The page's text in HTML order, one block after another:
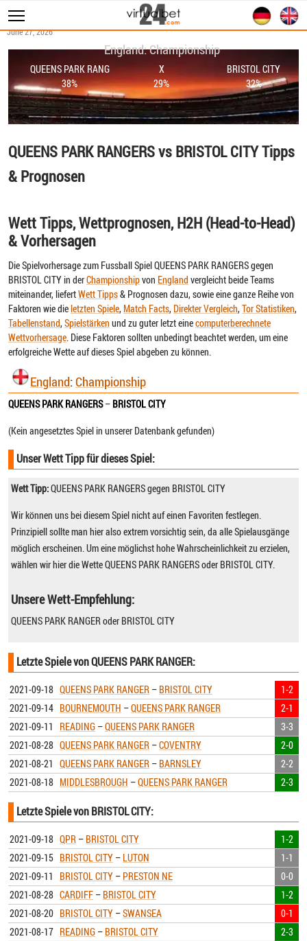
Sportwetten
WM 2026
Wett Tipps
Livescore
Statistiken
June 27, 2026
QUEENS PARK RANGERS vs BRISTOL CITY Tipps
& Prognosen
Wett Tipps, Wettprognosen, H2H (Head-to-Head)
& Vorhersagen
Die Spielvorhersage zum Fussball Spiel QUEENS PARK RANGERS gegen
BRISTOL CITY in derChampionshipvon England vergleicht beide Teams
miteinander, liefertWett Tipps& Prognosen dazu, sowie eine ganze Reihe von
Faktoren wie dieletzten Spiele, Match Facts, Direkter Vergleich, Tor Statistiken,
Tabellenstand, Spielstärken und zu guter letzt einecomputerberechnete
Wettvorhersage. Diese Faktoren sollten unbedingt beachtet werden, um eine
erfolgreiche Wette auf dieses Spiel abgeben zu können.
England: Championship
QUEENS PARK RANG
38%
X
29%
BRISTOL CITY
32%
England:Championship
QUEENS PARK RANGERS– BRISTOL CITY
(Kein angesetztes Spiel in unserer Datenbank gefunden)
Unser Wett Tipp für dieses Spiel:
Wett Tipp:QUEENS PARK RANGERS gegen BRISTOL CITY
Wir können uns bei diesem Spiel nicht auf einen Favoriten festlegen.
Prinzipiell sollte man hier also extrem vorsichtig sein, da alle Spielausgänge
möglich erscheinen. Um eine möglichst hohe Wahrscheinlichkeit zu erzielen,
wählen wir hier die Wette QUEENS PARK RANGERS oder BRISTOL CITY.
Unsere Wett-Empfehlung:
QUEENS PARK RANGER oder BRISTOL CITY
Letzte Spiele von QUEENS PARK RANGER:
2021-09-18 QUEENS PARK RANGER – BRISTOL CITY
1-2
2021-09-14 BOURNEMOUTH –QUEENS PARK RANGER
2-1
2021-09-11
READING –QUEENS PARK RANGER
3-3
2021-08-28 QUEENS PARK RANGER –COVENTRY
2-0
2021-08-21 QUEENS PARK RANGER – BARNSLEY
2-2
2021-08-18 MIDDLESBROUGH –QUEENS PARK RANGER 2-3
Letzte Spiele von BRISTOL CITY:
2021-09-18 QPR – BRISTOL CITY
1-2
2021-09-15 BRISTOL CITY – LUTON
1-1
2021-09-11
BRISTOL CITY – PRESTON NE
0-0
2021-08-28 CARDIFF – BRISTOL CITY
1-2
2021-08-20 BRISTOL CITY –SWANSEA
0-1
2021-08-17 READING – BRISTOL CITY 2-3